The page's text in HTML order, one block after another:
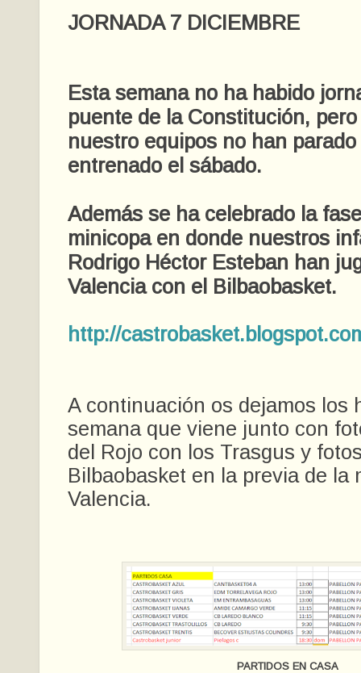
JORNADA 7 DICIEMBRE
Esta semana no ha habido
puente de la Constitución,
nuestro equipos no han
entrenado el sábado.
Además se ha celebrado la
minicopa en donde nuestros
Rodrigo Héctor Esteban han
Valencia con el Bilbaobasket.
http://
A continuación os dejamos los
semana que viene junto con
del Rojo con los Trasgus y
Bilbaobasket en la previa de la
Valencia.
PARTIDOS EN CASA